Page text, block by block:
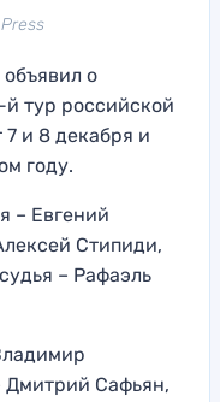
о
тур российской
и 8 декабря и
году.
– Евгений
Стипиди,
– Рафаэль
Дмитрий Сафьян,